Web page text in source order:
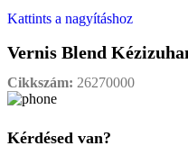
Kattints a nagyításhoz
Vernis Blend
Cikkszám: 26270000
Kérdésed van?